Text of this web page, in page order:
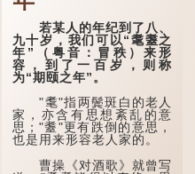
若某人的年纪到了八、
九十岁，我们可以“耄耋之
年”（粤音：冒秩）来形
容，到了一百岁，则称
为“期颐之年”。
"耄"指两鬓斑白的老人
家，亦含有思想紊乱的意
思；"耋"更有跌倒的意思，
也是用来形容老人家的。
曹操《对酒歌》就曾写